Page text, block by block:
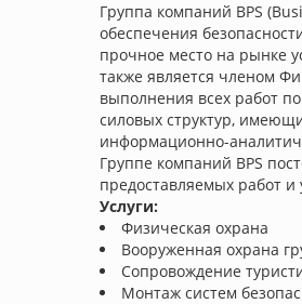
Группа компаний BPS
обеспечения
прочное место на рынке
также является членом
выполнения всех работ
силовых структур,
информационно-
Группе компаний BPS
предоставляемых работ
Услуги:
Физическая охрана
Вооруженная охрана
Сопровождение
Монтаж систем